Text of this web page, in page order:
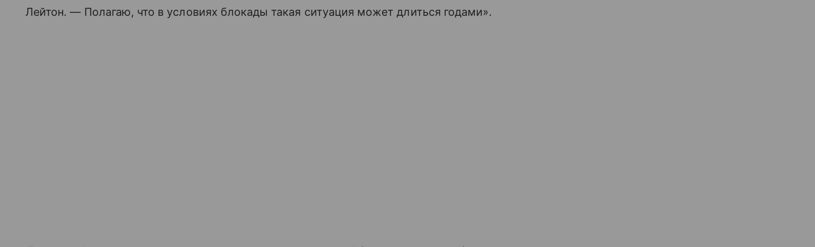
Лейтон. — Полагаю, что в условиях блокады такая ситуация может длиться годами».